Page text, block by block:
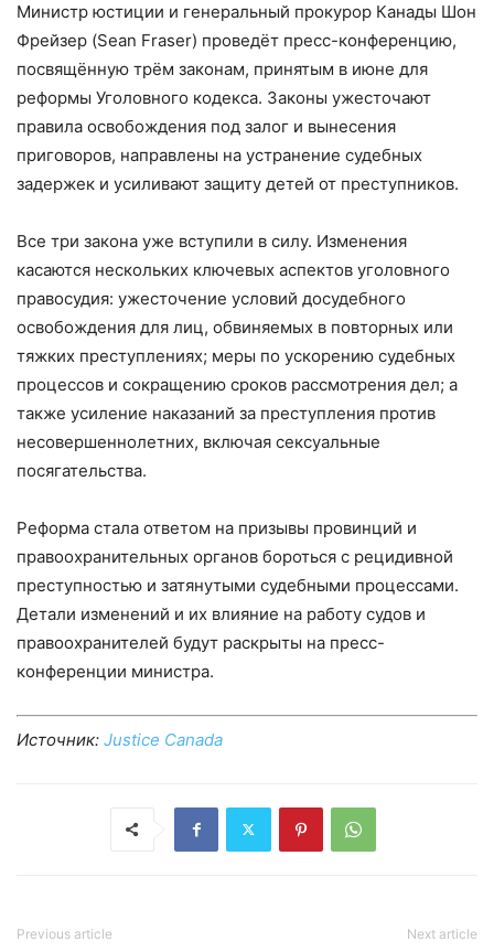
Министр юстиции и генеральный прокурор Канады Шон
Фрейзер (Sean Fraser) проведёт пресс-конференцию,
посвящённую трём законам, принятым в июне для
реформы Уголовного кодекса. Законы ужесточают
правила освобождения под залог и вынесения
приговоров, направлены на устранение судебных
задержек и усиливают защиту детей от преступников.
Все три закона уже вступили в силу. Изменения
касаются нескольких ключевых аспектов уголовного
правосудия: ужесточение условий досудебного
освобождения для лиц, обвиняемых в повторных или
тяжких преступлениях; меры по ускорению судебных
процессов и сокращению сроков рассмотрения дел; а
также усиление наказаний за преступления против
несовершеннолетних, включая сексуальные
посягательства.
Реформа стала ответом на призывы провинций и
правоохранительных органов бороться с рецидивной
преступностью и затянутыми судебными процессами.
Детали изменений и их влияние на работу судов и
правоохранителей будут раскрыты на пресс-
конференции министра.
Источник: Justice Canada
Previous article Next article